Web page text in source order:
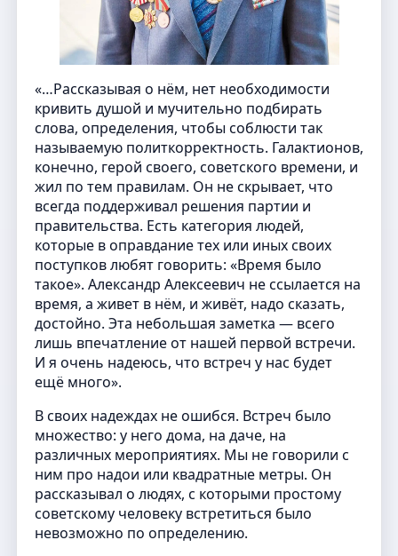
«…Рассказывая о нём, нет необходимости
кривить душой и мучительно подбирать
слова, определения, чтобы соблюсти так
называемую политкорректность. Галактионов,
конечно, герой своего, советского времени, и
жил по тем правилам. Он не скрывает, что
всегда поддерживал решения партии и
правительства. Есть категория людей,
которые в оправдание тех или иных своих
поступков любят говорить: «Время было
такое». Александр Алексеевич не ссылается на
время, а живет в нём, и живёт, надо сказать,
достойно. Эта небольшая заметка — всего
лишь впечатление от нашей первой встречи.
И я очень надеюсь, что встреч у нас будет
ещё много».
В своих надеждах не ошибся. Встреч было
множество: у него дома, на даче, на
различных мероприятиях. Мы не говорили с
ним про надои или квадратные метры. Он
рассказывал о людях, с которыми простому
советскому человеку встретиться было
невозможно по определению.